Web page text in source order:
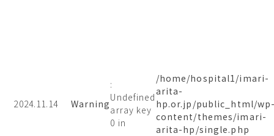
2024.11.14 Warning
:
Undefined
array key
0 in
/home/hospital1/imari-
arita-
hp.or.jp/public_html/
content/themes/imari-
arita-hp/single.php